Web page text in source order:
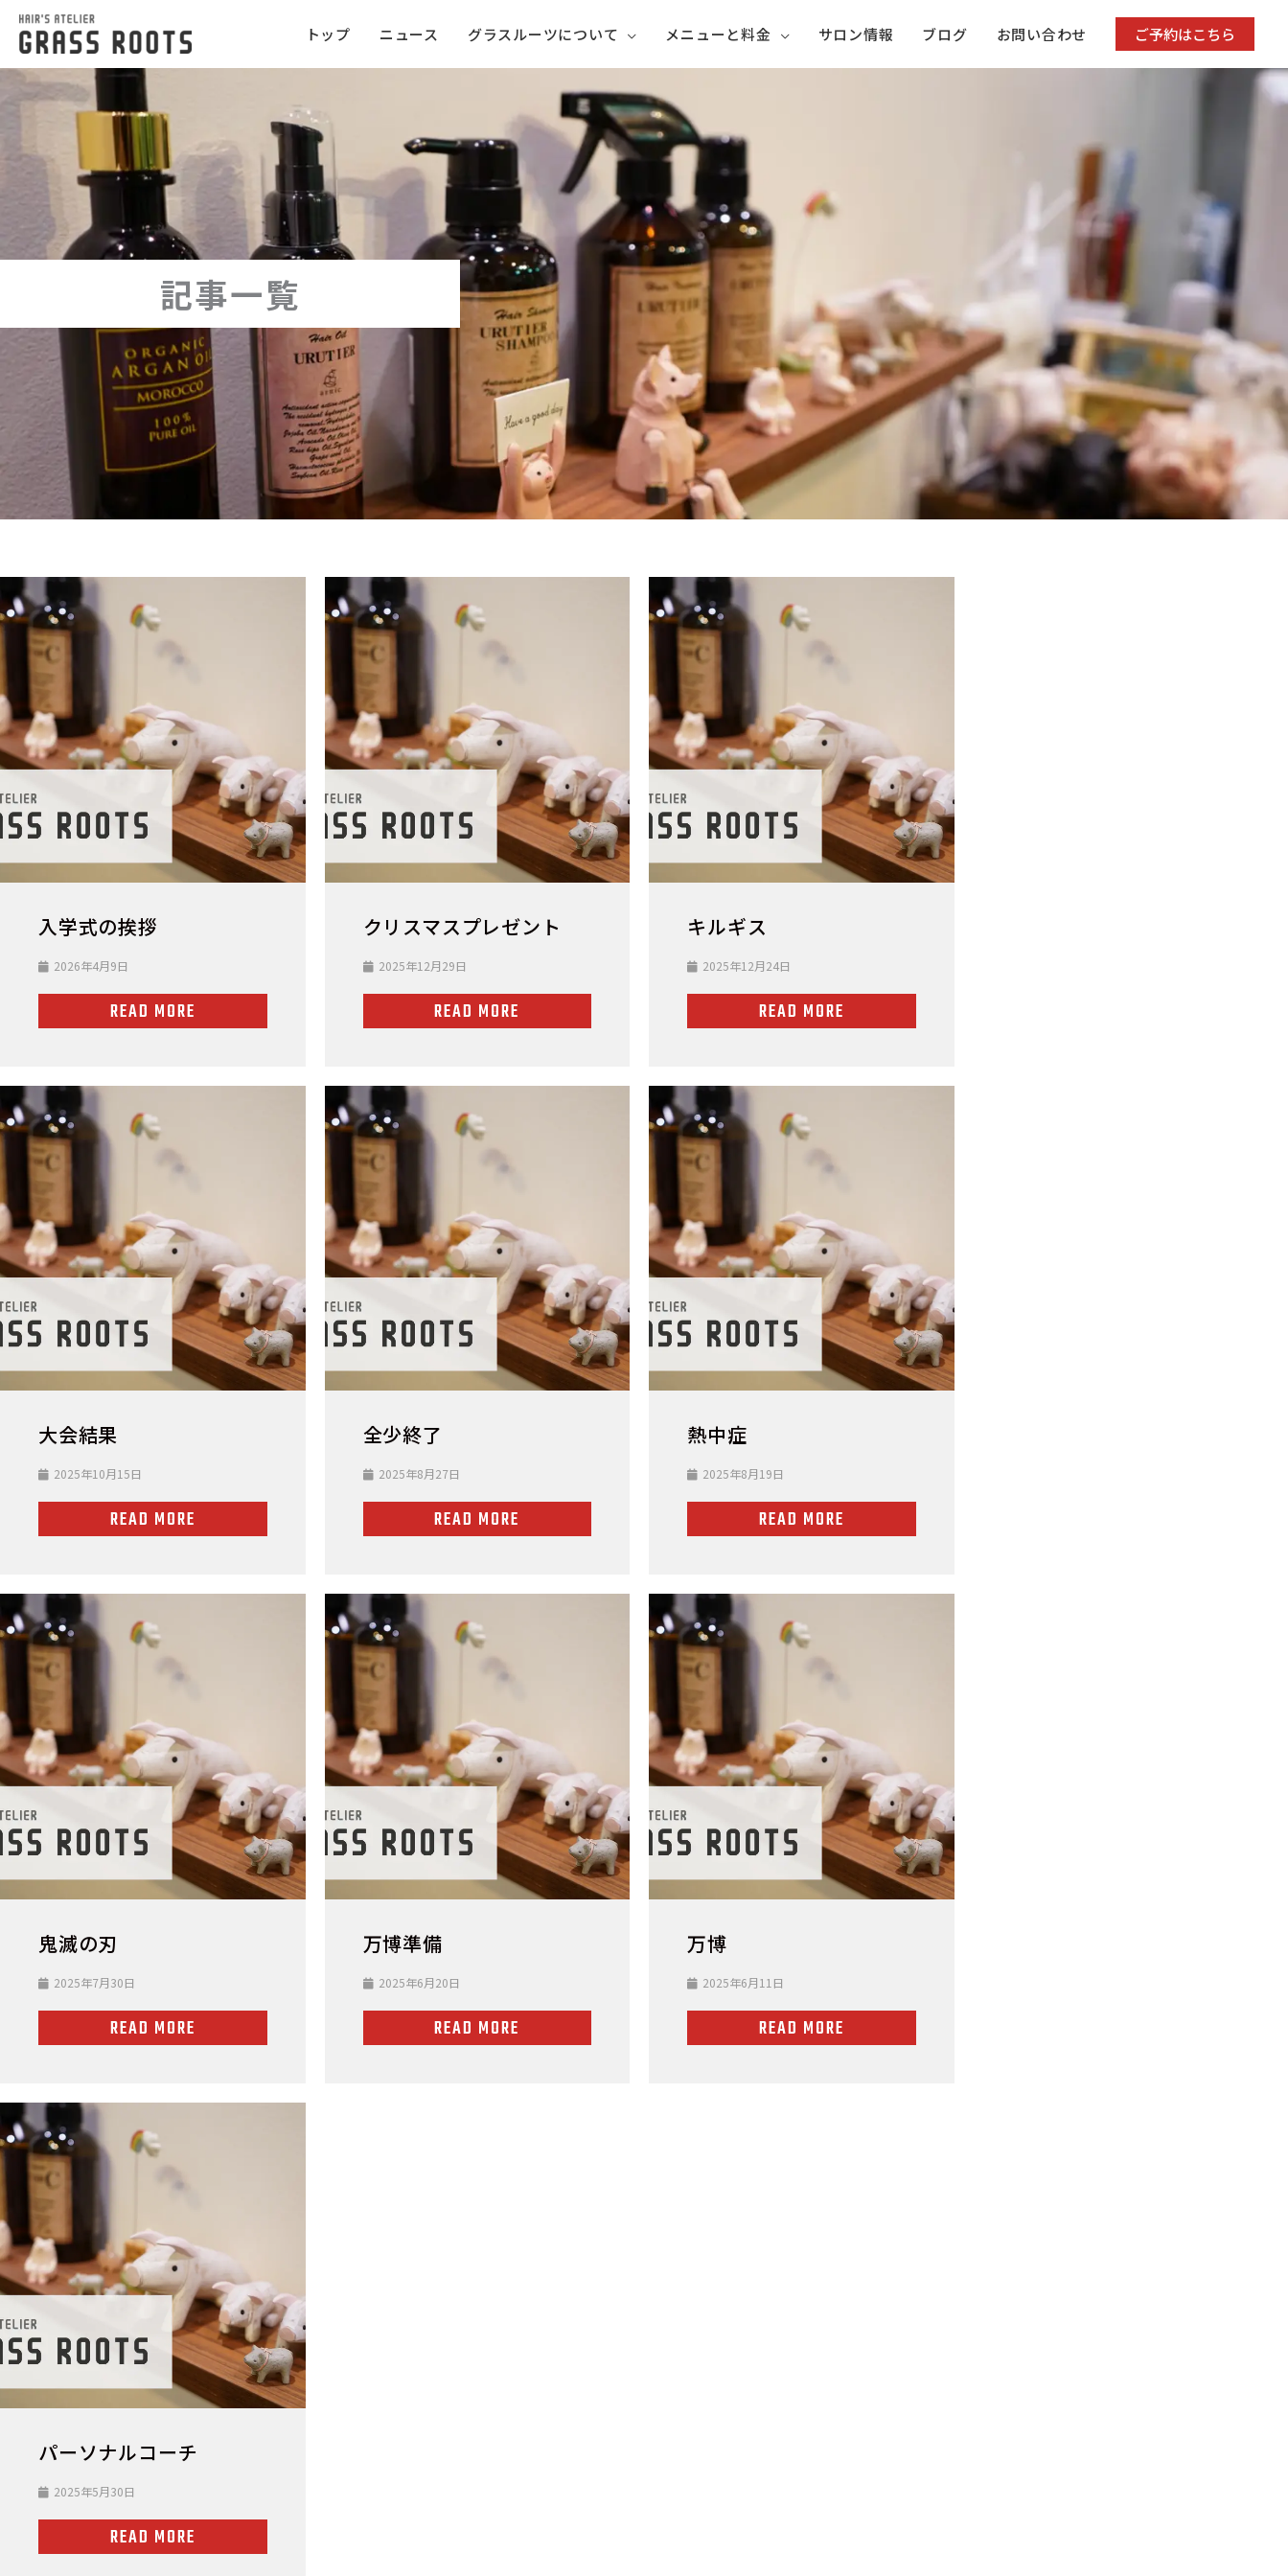
トップ ニュース グラスルーツについて メニューと料金 サロン情報 ブログ お問い合わせ ご予約はこちら
記事一覧
入学式の挨拶
2026年4月9日
READ MORE
クリスマスプレゼント
2025年12月29日
READ MORE
キルギス
2025年12月24日
READ MORE
大会結果
2025年10月15日
READ MORE
全少終了
2025年8月27日
READ MORE
熱中症
2025年8月19日
READ MORE
鬼滅の刃
2025年7月30日
READ MORE
万博準備
2025年6月20日
READ MORE
万博
2025年6月11日
READ MORE
パーソナルコーチ
2025年5月30日
READ MORE